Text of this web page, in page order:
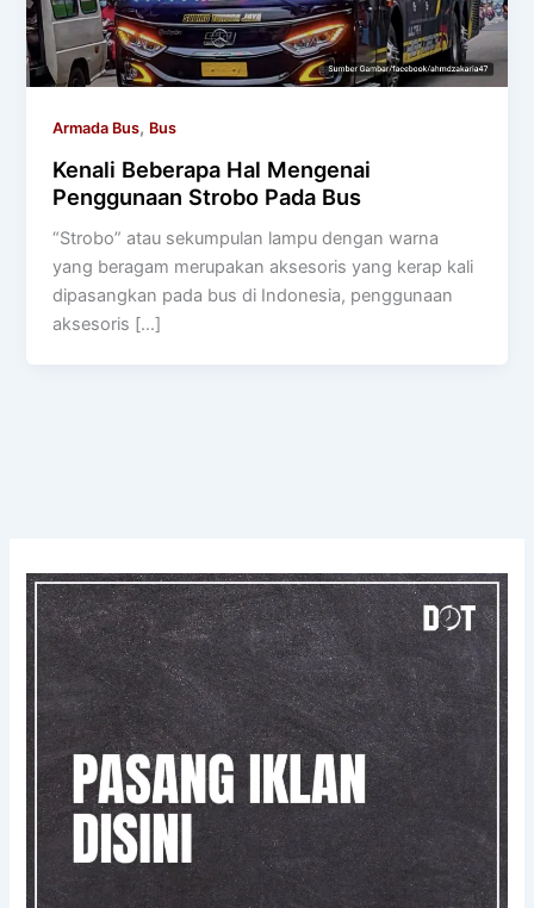
Armada Bus, Bus
Kenali Beberapa Hal Mengenai
Penggunaan Strobo Pada Bus
“Strobo” atau sekumpulan lampu dengan warna
yang beragam merupakan aksesoris yang kerap kali
dipasangkan pada bus di Indonesia, penggunaan
aksesoris […]